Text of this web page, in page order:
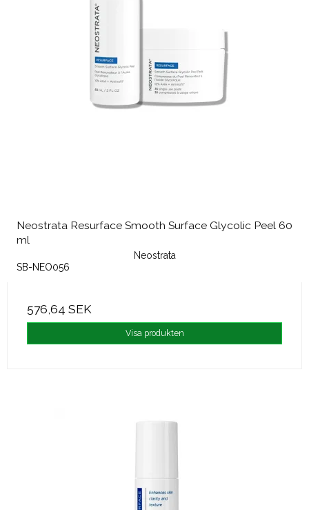
Neostrata Resurface Smooth Surface Glycolic Peel 60
ml
Neostrata
SB-NEO056
576,64 SEK
Visa produkten